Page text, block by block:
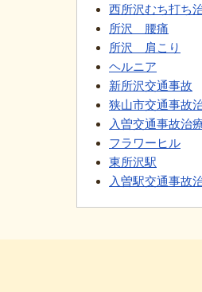
西所沢むち打ち
所沢 腰痛
所沢 肩こり
ヘルニア
新所沢交通事故
狭山市交通事故
入曽交通事故治
フラワーヒル
東所沢駅
入曽駅交通事故